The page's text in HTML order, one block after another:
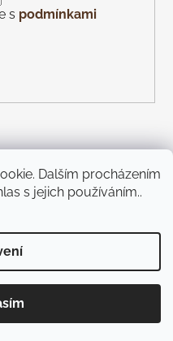
Dalším procházením
s jejich používáním..
s podmínkami
KOREK Wines Piazza
práva vyhrazena.
cookies